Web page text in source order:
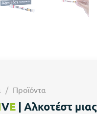
/ Προϊόντα
VE | Αλκοτέστ μιας